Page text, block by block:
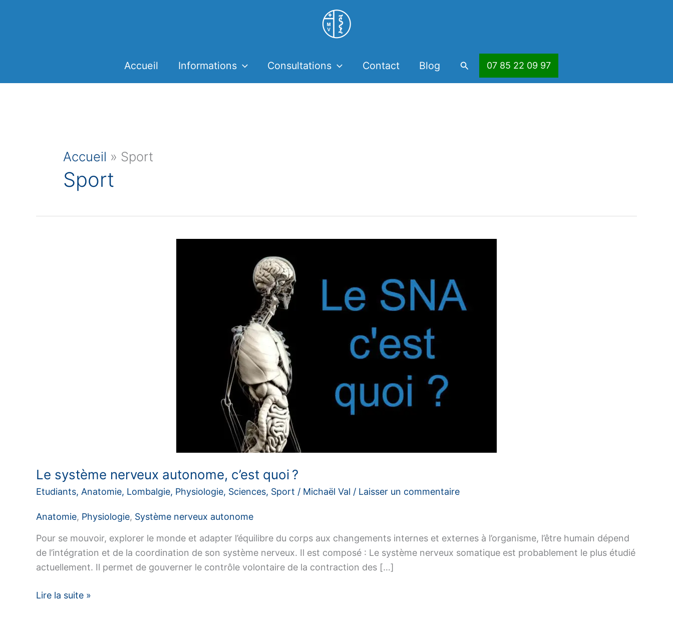
Accueil Informations Consultations Contact Blog Rechercher07 85 22 09 97
Accueil » Sport
Sport
Le système nerveux autonome, c’est quoi ?
Etudiants, Anatomie, Lombalgie, Physiologie, Sciences, Sport / Michaël Val / Laisser un commentaire
Anatomie, Physiologie, Système nerveux autonome
Pour se mouvoir, explorer le monde et adapter l’équilibre du corps aux changements internes et externes à l’organisme, l’être humain dépend
de l’intégration et de la coordination de son système nerveux. Il est composé : Le système nerveux somatique est probablement le plus étudié
actuellement. Il permet de gouverner le contrôle volontaire de la contraction des […]
Le
Lire la suite »